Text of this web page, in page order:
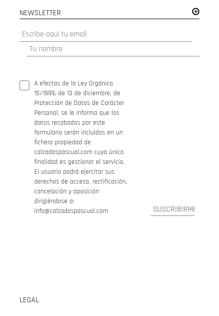
NEWSLETTER
A efectos de la Ley Orgánica
15/1999, de 13 de diciembre, de
Protección de Datos de Carácter
Personal, se le informa que los
datos recabados por este
formulario serán incluidos en un
fichero propiedad de
calzadospascual.com cuya única
finalidad es gestionar el servicio.
El usuario podrá ejercitar sus
derechos de acceso, rectificación,
cancelación y oposición
dirigiéndose a:
info@calzadospascual.com
LEGAL